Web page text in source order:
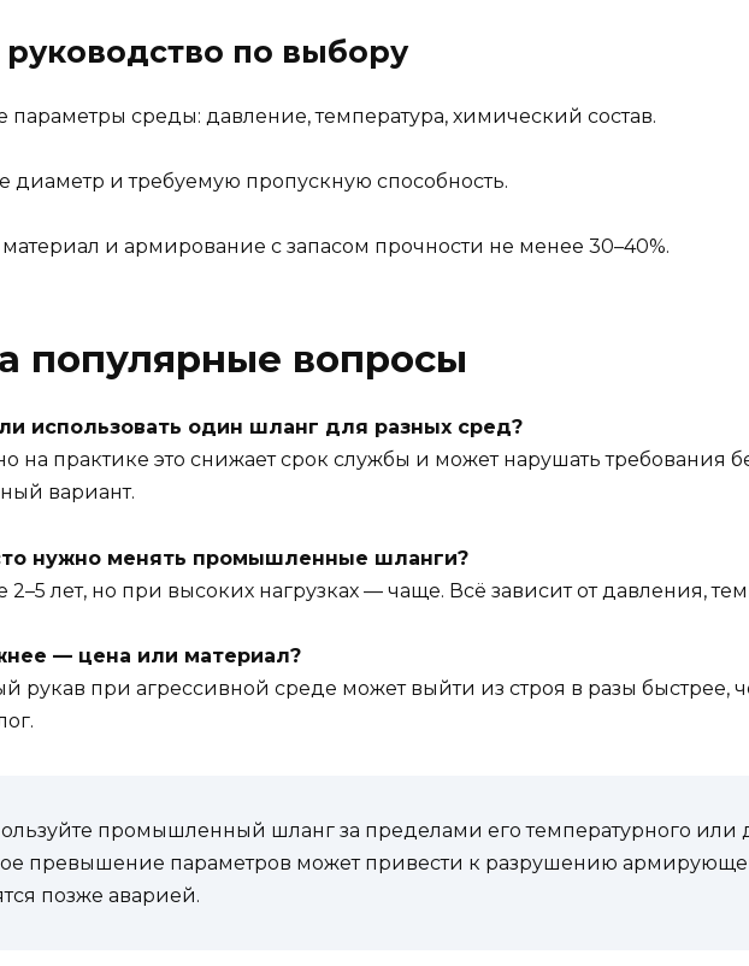
по выбору
параметры среды: давление, температура, химический состав.
диаметр и требуемую пропускную способность.
и армирование с запасом прочности не менее 30–40%.
популярные вопросы
использовать один шланг для разных сред?
на практике это снижает срок службы и может нарушать требования
вариант.
нужно менять промышленные шланги?
лет, но при высоких нагрузках — чаще. Всё зависит от давления,
— цена или материал?
рукав при агрессивной среде может выйти из строя в разы быстрее,
промышленный шланг за пределами его температурного или
превышение параметров может привести к разрушению
позже аварией.